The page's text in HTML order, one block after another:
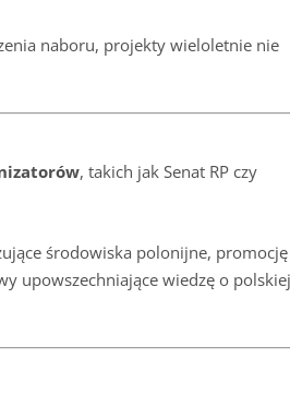
naboru, projekty wieloletnie nie
, takich jak Senat RP czy
środowiska polonijne, promocję
upowszechniające wiedzę o